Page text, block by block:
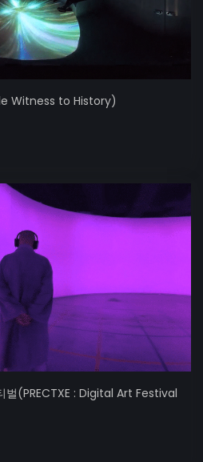
Witness to History)
벌(PRECTXE : Digital Art Festival